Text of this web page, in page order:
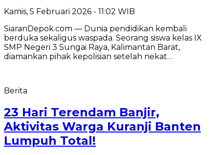
Kamis, 5 Februari 2026 - 11:02 WIB
SiaranDepok.com — Dunia pendidikan kembali
berduka sekaligus waspada. Seorang siswa kelas IX
SMP Negeri 3 Sungai Raya, Kalimantan Barat,
diamankan pihak kepolisian setelah nekat…
Berita
23 Hari Terendam Banjir,
Aktivitas Warga Kuranji Banten
Lumpuh Total!